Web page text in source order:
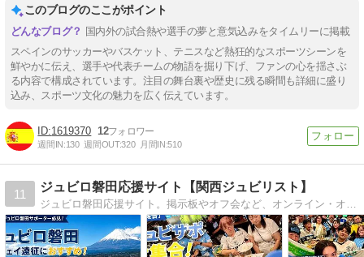
このブログのここがポイント
国内外の試合熱や選手の夢と意気込みをタイムリーに掲載
スペインのサッカーやバスケット、テニスなど熱狂的なスポーツシーンを
鮮やかに伝え、選手や代表チームの物語を掘り下げ、ファンの心を揺さぶ
る内容で構成されています。注目の舞台裏や歴史に残る瞬間も詳細に盛り
込み、スポーツ文化の魅力を広く伝えています。
1619370 12
週間IN:130 週間OUT:320 月間IN:510
11
ジュビロ磐田応援サイト【関西ジュビリスト】